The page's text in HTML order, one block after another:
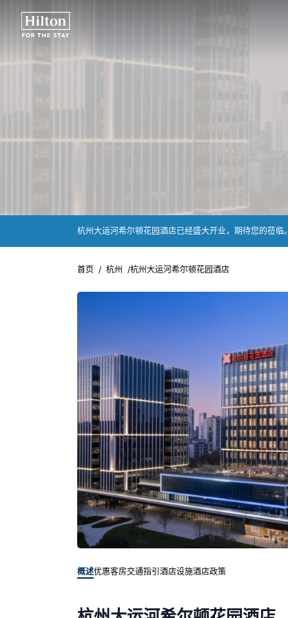
杭州大运河希尔顿花园酒店已经盛大开业，期待您的莅临。
首页 / 杭州 /杭州大运河希尔顿花园酒店
概述优惠客房交通指引 酒店设施酒店政策